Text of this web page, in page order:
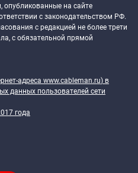
опубликованные на сайте
с законодательством РФ.
с редакцией не более трети
с обязательной прямой
адреса www.cableman.ru) в
данных пользователей сети
года